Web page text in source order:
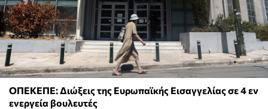
ΟΠΕΚΕΠΕ: Διώξεις της Ευρωπαϊκής Εισαγγελίας σε 4 εν
ενεργεία βουλευτές